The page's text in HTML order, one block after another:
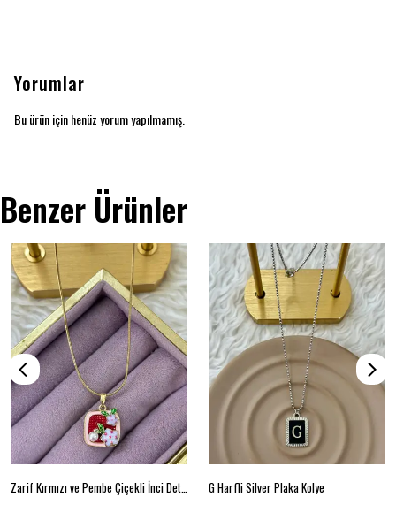
Yorumlar
Bu ürün için henüz yorum yapılmamış.
Benzer Ürünler
Zarif Kırmızı ve Pembe Çiçekli İnci Detaylı Kolye G Harfli Silver Plaka Kolye